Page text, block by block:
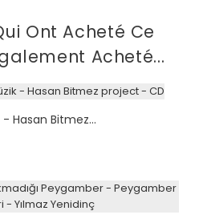
Ont Acheté Ce
Acheté...
Hasan Bitmez...